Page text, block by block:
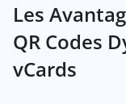
Les
QR Codes
vCards